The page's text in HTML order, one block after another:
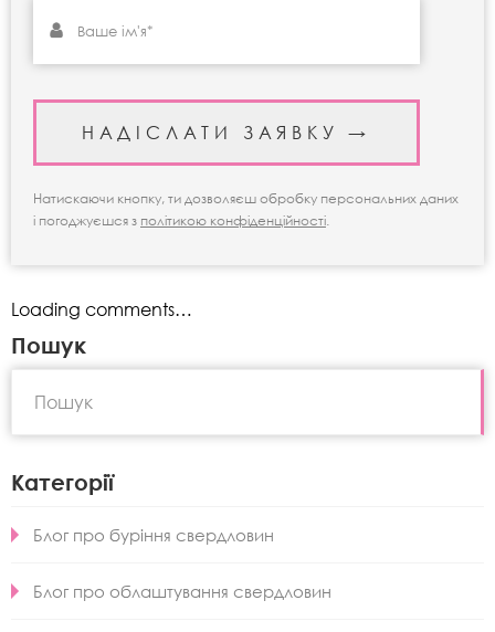
Натискаючи кнопку, ти дозволяєш обробку персональних даних
і погоджуєшся з політикою конфіденційності.
Loading comments…
Пошук
Категорії
Блог про буріння свердловин
Блог про облаштування свердловин